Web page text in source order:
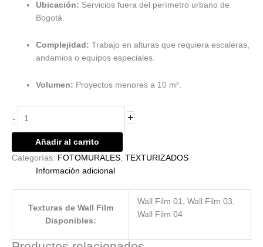
Ubicación: Servicios fuera del perímetro urbano de
Bogotá.
Complejidad: Trabajo en alturas que requiera escaleras,
andamios o equipos especiales.
Volumen: Proyectos menores a 10 m².
- +
Añadir al carrito
Categorías: FOTOMURALES TEXTURIZADOS
Información adicional
Texturas de Wall Film
Disponibles:
Wall Film 01, Wall Film 03,
Wall Film 04